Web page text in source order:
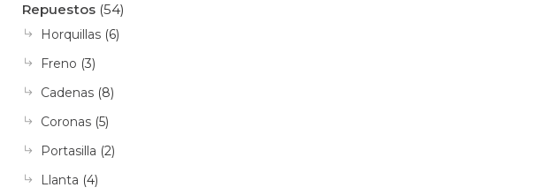
Repuestos (54)
Horquillas (6)
Freno (3)
Cadenas (8)
Coronas (5)
Portasilla (2)
Llanta (4)